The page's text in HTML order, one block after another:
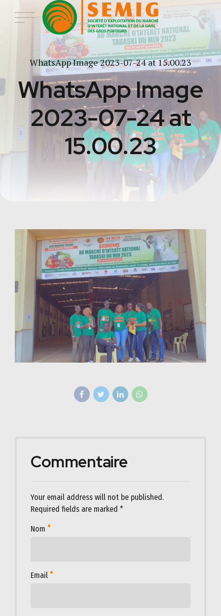
WhatsApp Image 2023-07-24 at 15.00.23
WhatsApp Image
2023-07-24 at
15.00.23
Commentaire
Your email address will not be published.
Required fields are marked *
Nom
Email